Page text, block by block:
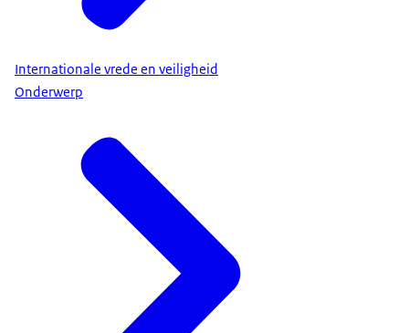
Internationale vrede en veiligheid
Onderwerp